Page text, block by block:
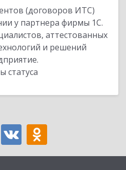
(договоров ИТС)
у партнера фирмы 1С.
аттестованных
и решений
статуса